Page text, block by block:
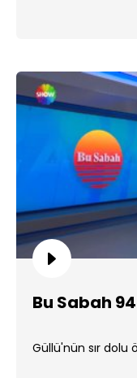
Bu Sabah
Güllü'nün sır